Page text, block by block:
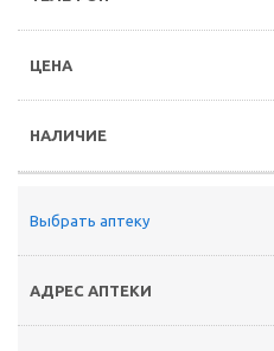
Выбрать аптеку